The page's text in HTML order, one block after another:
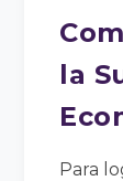
la
Para